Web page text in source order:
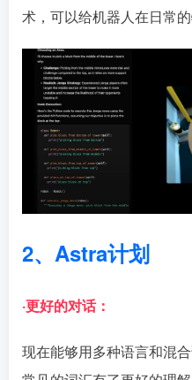
术，可以给机器人在日常
2、Astra计划
·更好的对话：
现在能够用多种语言和混